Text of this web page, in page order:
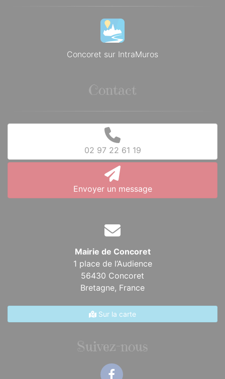
Concoret sur IntraMuros
Contact
02 97 22 61 19
Envoyer un message
Mairie de Concoret
1 place de l’Audience
56430 Concoret
Bretagne, France
Sur la carte
Suivez-nous